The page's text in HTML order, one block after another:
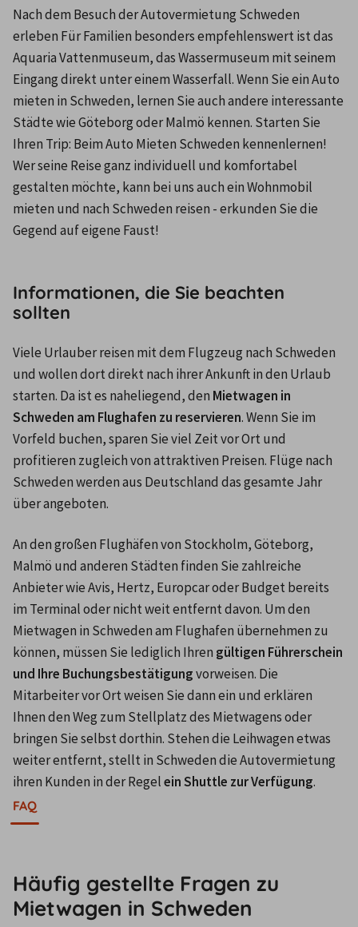
Nach dem Besuch der Autovermietung Schweden
erleben Für Familien besonders empfehlenswert ist das
Aquaria Vattenmuseum, das Wassermuseum mit seinem
Eingang direkt unter einem Wasserfall. Wenn Sie ein Auto
mieten in Schweden, lernen Sie auch andere interessante
Städte wie Göteborg oder Malmö kennen. Starten Sie
Ihren Trip: Beim Auto Mieten Schweden kennenlernen!
Wer seine Reise ganz individuell und komfortabel
gestalten möchte, kann bei uns auch ein Wohnmobil
mieten und nach Schweden reisen - erkunden Sie die
Gegend auf eigene Faust!
Informationen, die Sie beachten
sollten
Viele Urlauber reisen mit dem Flugzeug nach Schweden
und wollen dort direkt nach ihrer Ankunft in den Urlaub
starten. Da ist es naheliegend, den Mietwagen in
Schweden am Flughafen zu reservieren. Wenn Sie im
Vorfeld buchen, sparen Sie viel Zeit vor Ort und
profitieren zugleich von attraktiven Preisen. Flüge nach
Schweden werden aus Deutschland das gesamte Jahr
über angeboten.
An den großen Flughäfen von Stockholm, Göteborg,
Malmö und anderen Städten finden Sie zahlreiche
Anbieter wie Avis, Hertz, Europcar oder Budget bereits
im Terminal oder nicht weit entfernt davon. Um den
Mietwagen in Schweden am Flughafen übernehmen zu
können, müssen Sie lediglich Ihren gültigen Führerschein
und Ihre Buchungsbestätigung vorweisen. Die
Mitarbeiter vor Ort weisen Sie dann ein und erklären
Ihnen den Weg zum Stellplatz des Mietwagens oder
bringen Sie selbst dorthin. Stehen die Leihwagen etwas
weiter entfernt, stellt in Schweden die Autovermietung
ihren Kunden in der Regel ein Shuttle zur Verfügung.
FAQ
Häufig gestellte Fragen zu
Mietwagen in Schweden